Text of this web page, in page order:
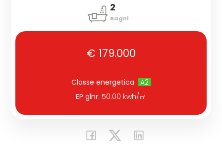
2
Bagni
€ 179.000
Classe energetica: A2
EP glnr: 50.00 kwh/㎡